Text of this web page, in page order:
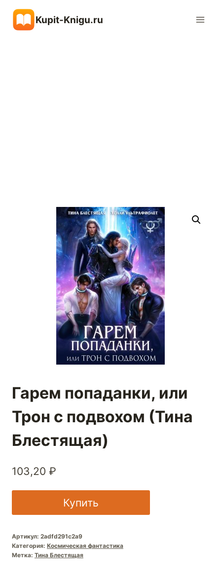
содержимому
Kupit-Knigu.ru
Гарем попаданки, или
Трон с подвохом (Тина
Блестящая)
103,20 ₽
Купить
Артикул: 2adfd291c2a9
Категория: Космическая фантастика
Метка: Тина Блестящая